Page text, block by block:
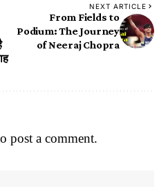
NEXT ARTICLE
From Fields to
Podium: The Journey
of Neeraj Chopra
post a comment.